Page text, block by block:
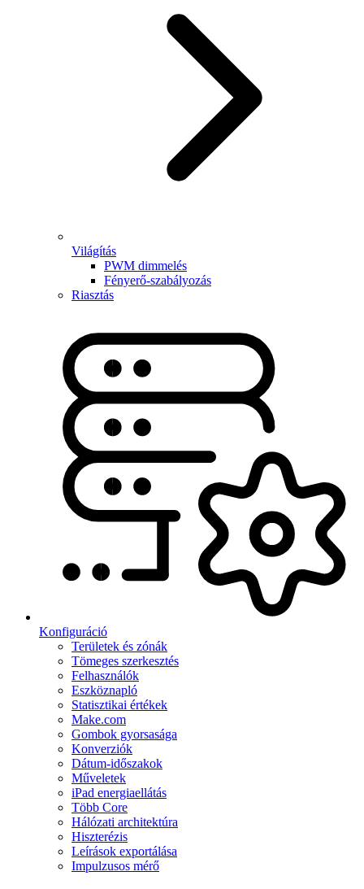
Világítás
PWM dimmelés
Fényerő-szabályozás
Riasztás
Konfiguráció
Területek és zónák
Tömeges szerkesztés
Felhasználók
Eszköznapló
Statisztikai értékek
Make.com
Gombok gyorsasága
Konverziók
Dátum-időszakok
Műveletek
iPad energiaellátás
Több Core
Hálózati architektúra
Hiszterézis
Leírások exportálása
Impulzusos mérő